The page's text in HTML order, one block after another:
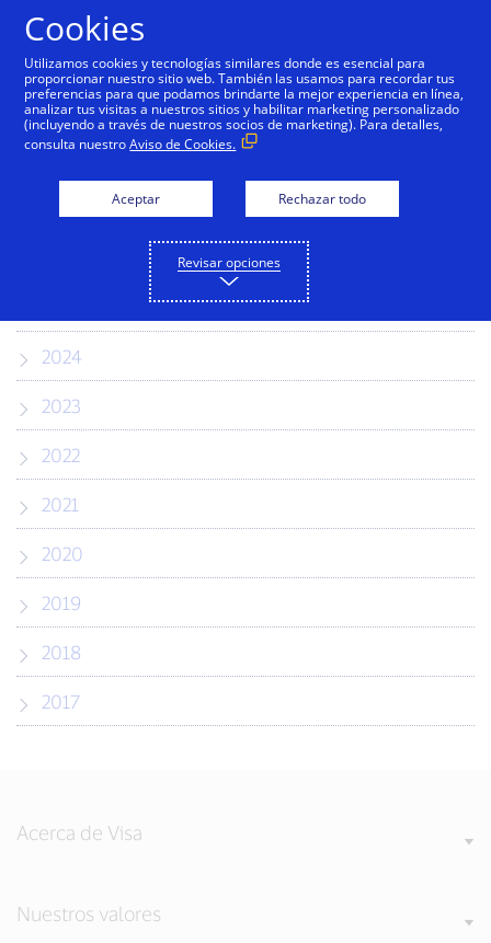
Notas de prensa
Conoce las últimas novedades acerca de
nuestra compañía.
2024
2023
2022
2021
2020
2019
2018
2017
Acerca de Visa
Nuestros valores
Cookies
Utilizamos cookies y tecnologías similares donde es esencial para
proporcionar nuestro sitio web. También las usamos para recordar tus
preferencias para que podamos brindarte la mejor experiencia en línea,
analizar tus visitas a nuestros sitios y habilitar marketing personalizado
(incluyendo a través de nuestros socios de marketing). Para detalles,
consulta nuestroAviso de Cookies.
Aceptar Rechazar todo
Revisar opciones